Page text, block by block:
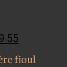
55
fioul